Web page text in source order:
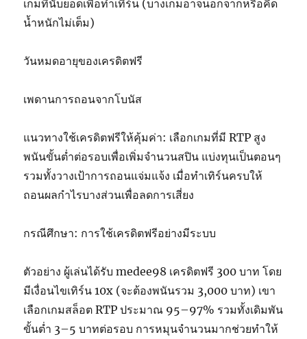
เกมที่นับยอดเพื่อทำเทิร์น (บางเกมอาจนอกจากหรือคิด
น้ำหนักไม่เต็ม)
วันหมดอายุของเครดิตฟรี
เพดานการถอนจากโบนัส
แนวทางใช้เครดิตฟรีให้คุ้มค่า: เลือกเกมที่มี RTP สูง
พนันขั้นต่ำต่อรอบเพื่อเพิ่มจำนวนสปิน แบ่งทุนเป็นตอนๆ
รวมทั้งวางเป้าการถอนแจ่มแจ้ง เมื่อทำเทิร์นครบให้
ถอนผลกำไรบางส่วนเพื่อลดการเสี่ยง
กรณีศึกษา: การใช้เครดิตฟรีอย่างมีระบบ
ตัวอย่าง ผู้เล่นได้รับ medee98 เครดิตฟรี 300 บาท โดย
มีเงื่อนไขเทิร์น 10x (จะต้องพนันรวม 3,000 บาท) เขา
เลือกเกมสล็อต RTP ประมาณ 95–97% รวมทั้งเดิมพัน
ขั้นต่ำ 3–5 บาทต่อรอบ การหมุนจำนวนมากช่วยทำให้